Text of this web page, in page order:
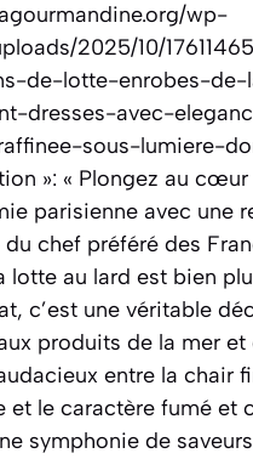
wp-
2025/10/
de-lotte-enrobes-de-
dresses-avec-
sous-lumiere-
»: « Plongez au cœur
parisienne avec une
du chef préféré des
lotte au lard est bien
c’est une véritable
produits de la mer
entre la chair
et le caractère fumé et
symphonie de